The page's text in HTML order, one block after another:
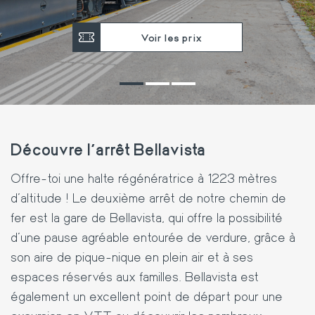
Voir les prix
Découvre l'arrêt Bellavista
Offre-toi une halte régénératrice à 1223 mètres
d'altitude ! Le deuxième arrêt de notre chemin de
fer est la gare de Bellavista, qui offre la possibilité
d'une pause agréable entourée de verdure, grâce à
son aire de pique-nique en plein air et à ses
espaces réservés aux familles. Bellavista est
également un excellent point de départ pour une